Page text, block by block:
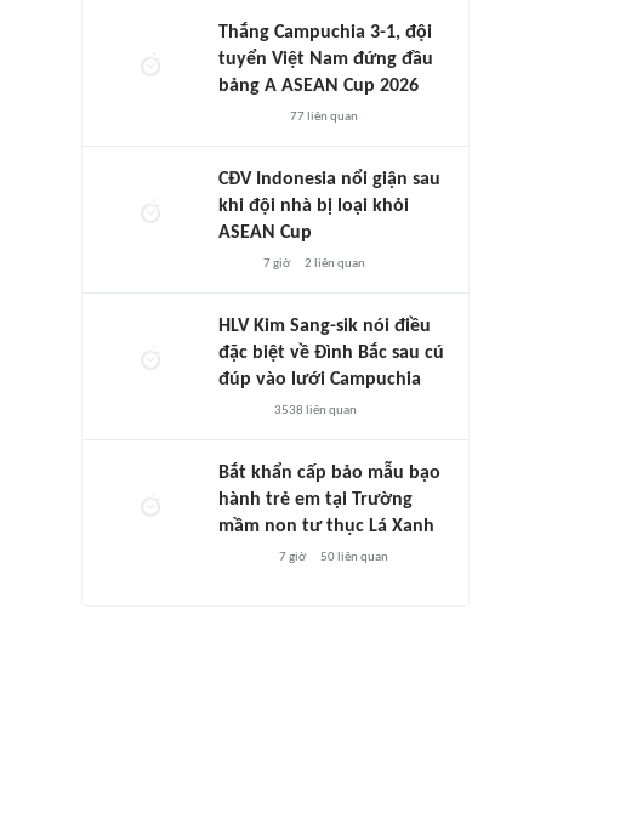
Thắng Campuchia 3-1, đội
tuyển Việt Nam đứng đầu
bảng A ASEAN Cup 2026
77liên quan
CĐV Indonesia nổi giận sau
khi đội nhà bị loại khỏi
ASEAN Cup
7 giờ 2 liên quan
HLV Kim Sang-sik nói điều
đặc biệt về Đình Bắc sau cú
đúp vào lưới Campuchia
3538 liên quan
Bắt khẩn cấp bảo mẫu bạo
hành trẻ em tại Trường
mầm non tư thục Lá Xanh
7 giờ 50 liên quan